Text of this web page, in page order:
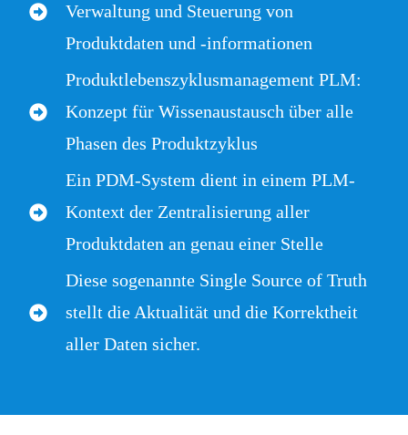
Verwaltung und Steuerung von
Produktdaten und -informationen
Produktlebenszyklusmanagement PLM:
Konzept für Wissenaustausch über alle
Phasen des Produktzyklus
Ein PDM-System dient in einem PLM-
Kontext der Zentralisierung aller
Produktdaten an genau einer Stelle
Diese sogenannte Single Source of Truth
stellt die Aktualität und die Korrektheit
aller Daten sicher.